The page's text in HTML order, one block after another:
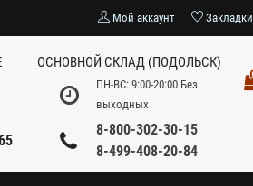
Мой аккаунт Закладки
ОСНОВНОЙ СКЛАД (ПОДОЛЬСК)
ПН-ВС: 9:00-20:00 Без
выходных
8-800-302-30-15
8-499-408-20-84